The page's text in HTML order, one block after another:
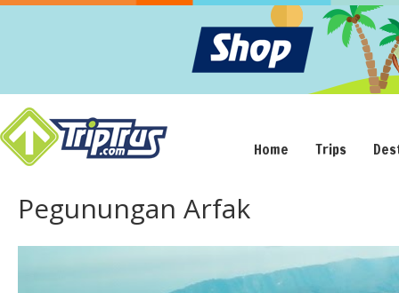
Home Trips
Pegunungan Arfak